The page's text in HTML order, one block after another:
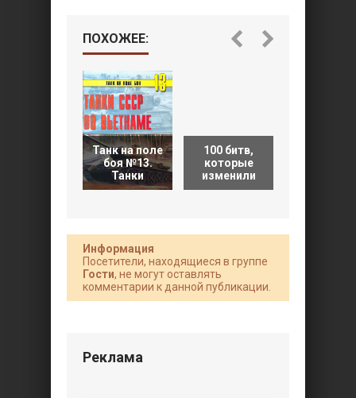
ПОХОЖЕЕ:
Танк на поле
боя №13.
Танки
100 битв,
которые
изменили
Информация
Посетители, находящиеся в группе
Гости, не могут оставлять
комментарии к данной публикации.
Реклама